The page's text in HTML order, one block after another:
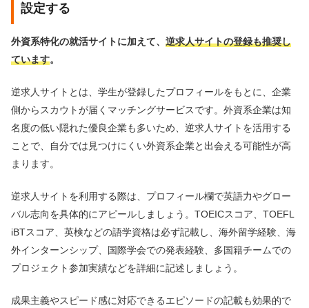
設定する
外資系特化の就活サイトに加えて、 逆求人サイトの登録も推奨し
ています。
逆求人サイトとは、学生が登録したプロフィールをもとに、企業
側からスカウトが届くマッチングサービスです。外資系企業は知
名度の低い隠れた優良企業も多いため、逆求人サイトを活用する
ことで、自分では見つけにくい外資系企業と出会える可能性が高
まります。
逆求人サイトを利用する際は、プロフィール欄で英語力やグロー
バル志向を具体的にアピールしましょう。TOEICスコア、TOEFL
iBTスコア、英検などの語学資格は必ず記載し、海外留学経験、海
外インターンシップ、国際学会での発表経験、多国籍チームでの
プロジェクト参加実績などを詳細に記述しましょう。
成果主義やスピード感に対応できるエピソードの記載も効果的で